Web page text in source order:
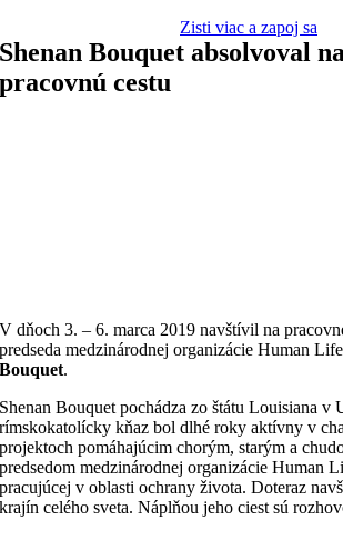
Zisti viac a zapoj sa
Shenan Bouquet absolvoval
pracovnú cestu
V dňoch 3. – 6. marca 2019 navštívil na
predseda medzinárodnej organizácie Human
Bouquet.
Shenan Bouquet pochádza zo štátu Louisiana v
rímskokatolícky kňaz bol dlhé roky aktívny v
projektoch pomáhajúcim chorým, starým a
predsedom medzinárodnej organizácie Human
pracujúcej v oblasti ochrany života. Doteraz
krajín celého sveta. Náplňou jeho ciest sú